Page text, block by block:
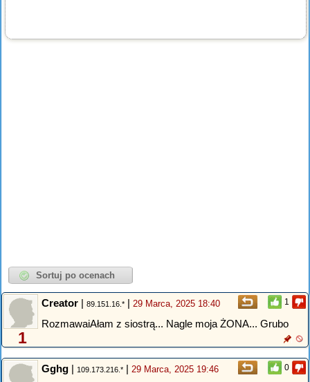
1
1
Creator | 89.151.16.* | 29 Marca, 2025 18:40
RozmawaiAłam z siostrą... Nagle moja ŻONA... Grubo
0
Gghg | 109.173.216.* | 29 Marca, 2025 19:46